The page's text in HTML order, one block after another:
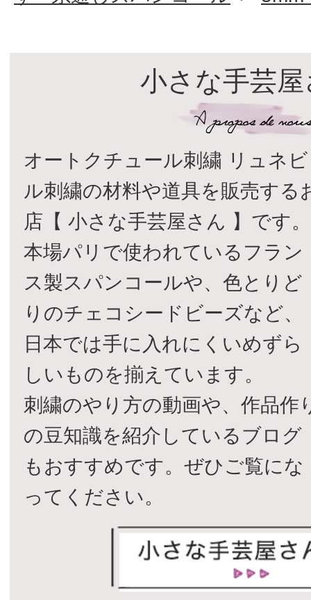
小さな手芸
オートクチュール刺繍 リュネビ
ル刺繍の材料や道具を販売する
店【 小さな手芸屋さん 】です。
本場パリで使われているフラン
ス製スパンコールや、色とりど
りのチェコシードビーズなど、
日本では手に入れにくいめずら
しいものを揃えています。
刺繍のやり方の動画や、作品作
の豆知識を紹介しているブログ
もおすすめです。ぜひご覧にな
ってください。